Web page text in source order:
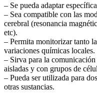
– Se pueda adaptar
– Sea compatible con las
cerebral (resonancia
etc).
– Permita monitorizar tanto
variaciones químicas locales.
– Sirva para la
aisladas y con grupos de
– Pueda ser utilizada para
otras sustancias.